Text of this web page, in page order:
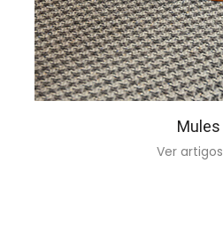
Mules
Ver artigos